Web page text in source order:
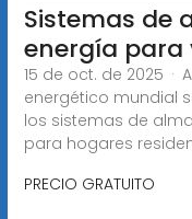
Sistemas de
energía para
15 de oct. de 2025 ·
energético mundial
los sistemas de
para hogares
PRECIO GRATUITO